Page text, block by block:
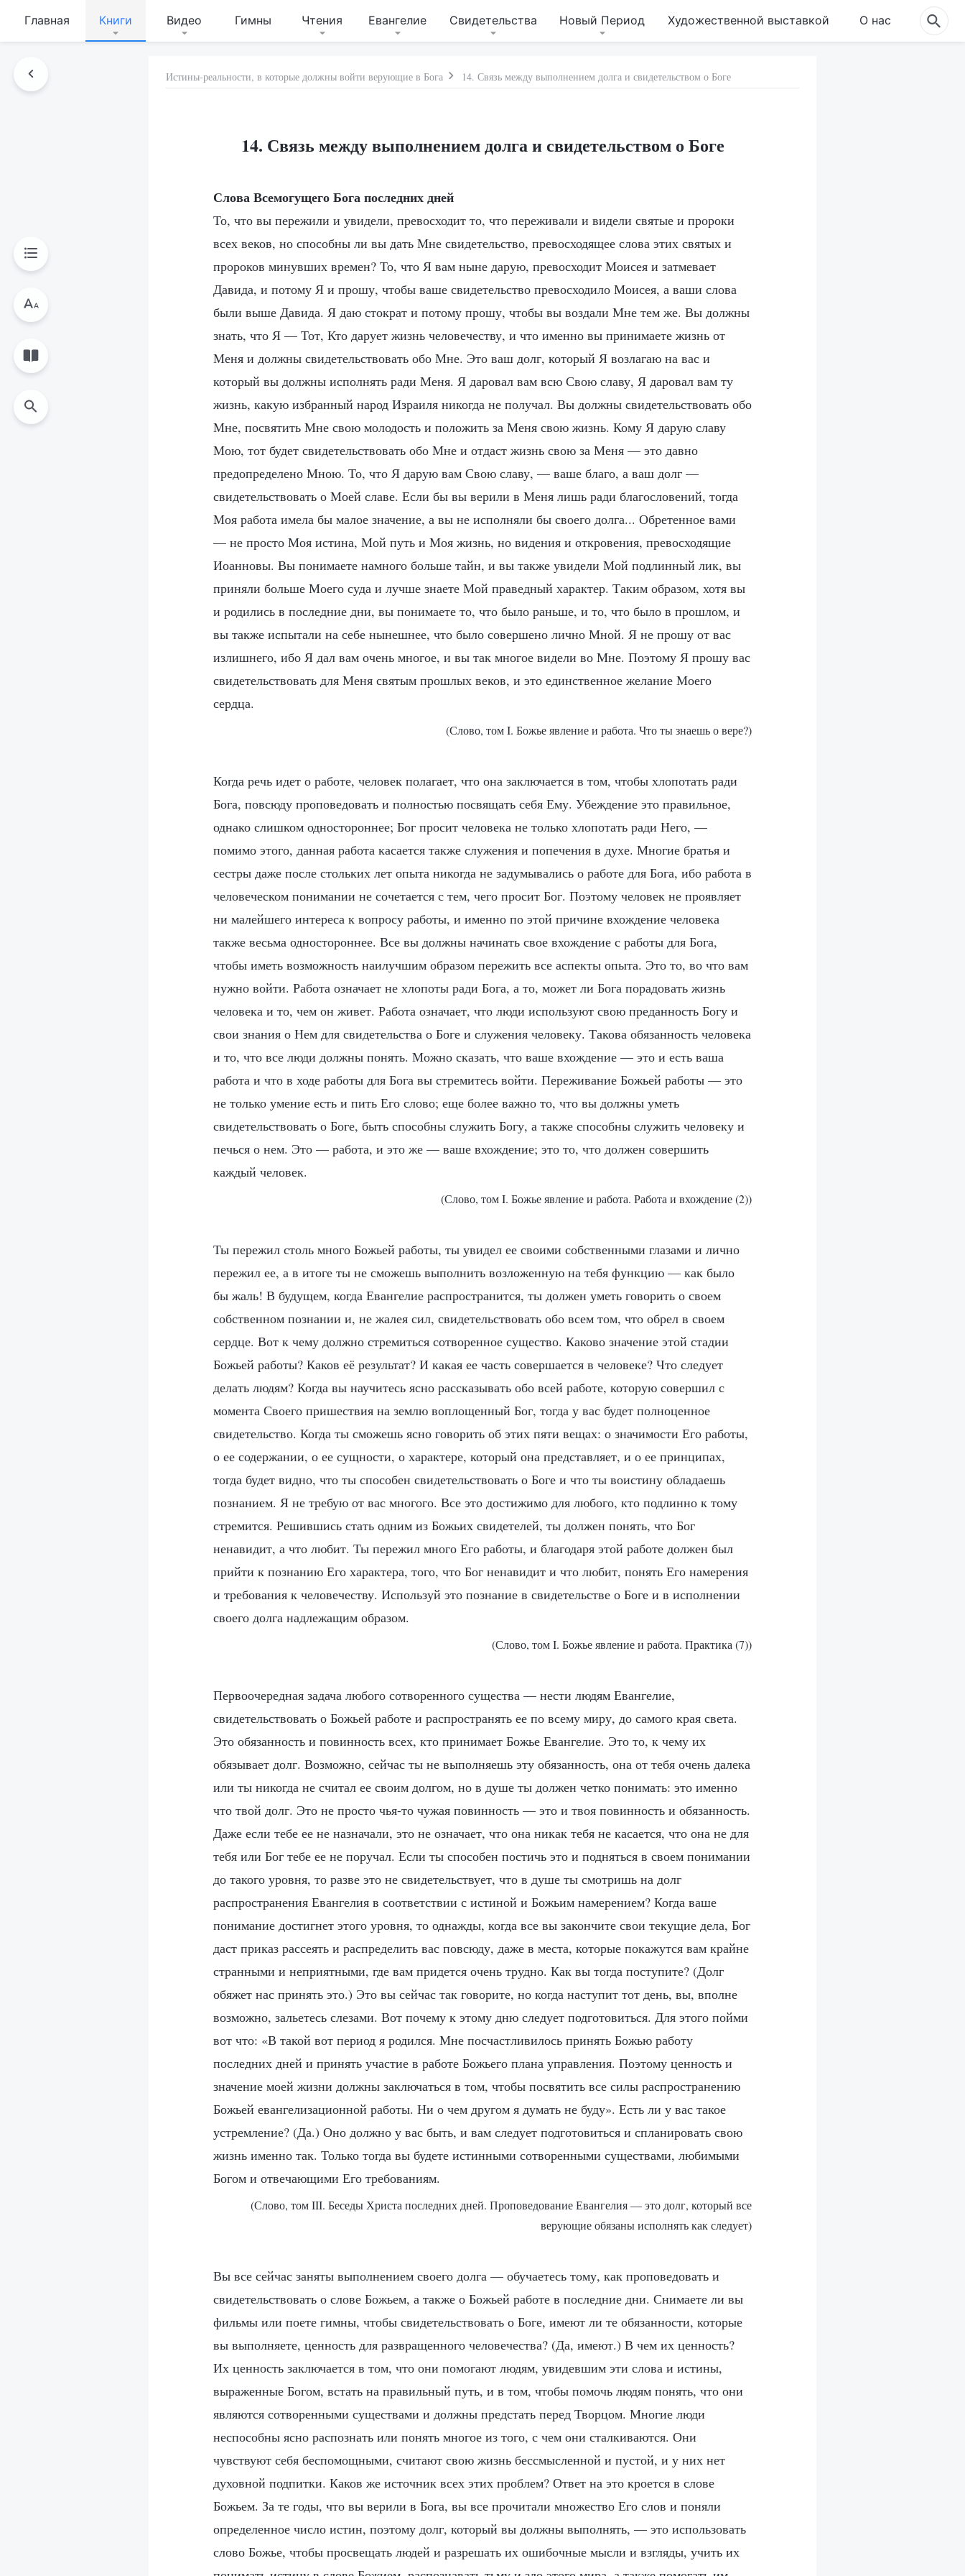
Главная Книги Видео Гимны Чтения Евангелие Свидетельства Новый Период Художественной выставкой О нас
Истины-реальности, в которые должны войти верующие в Бога 14. Связь между выполнением долга и свидетельством о Боге
14. Связь между выполнением долга и свидетельством о Боге
Слова Всемогущего Бога последних дней
То, что вы пережили и увидели, превосходит то, что переживали и видели святые и пророки
всех веков, но способны ли вы дать Мне свидетельство, превосходящее слова этих святых и
пророков минувших времен? То, что Я вам ныне дарую, превосходит Моисея и затмевает
Давида, и потому Я и прошу, чтобы ваше свидетельство превосходило Моисея, а ваши слова
были выше Давида. Я даю стократ и потому прошу, чтобы вы воздали Мне тем же. Вы должны
знать, что Я — Тот, Кто дарует жизнь человечеству, и что именно вы принимаете жизнь от
Меня и должны свидетельствовать обо Мне. Это ваш долг, который Я возлагаю на вас и
который вы должны исполнять ради Меня. Я даровал вам всю Свою славу, Я даровал вам ту
жизнь, какую избранный народ Израиля никогда не получал. Вы должны свидетельствовать обо
Мне, посвятить Мне свою молодость и положить за Меня свою жизнь. Кому Я дарую славу
Мою, тот будет свидетельствовать обо Мне и отдаст жизнь свою за Меня — это давно
предопределено Мною. То, что Я дарую вам Свою славу, — ваше благо, а ваш долг —
свидетельствовать о Моей славе. Если бы вы верили в Меня лишь ради благословений, тогда
Моя работа имела бы малое значение, а вы не исполняли бы своего долга... Обретенное вами
— не просто Моя истина, Мой путь и Моя жизнь, но видения и откровения, превосходящие
Иоанновы. Вы понимаете намного больше тайн, и вы также увидели Мой подлинный лик, вы
приняли больше Моего суда и лучше знаете Мой праведный характер. Таким образом, хотя вы
и родились в последние дни, вы понимаете то, что было раньше, и то, что было в прошлом, и
вы также испытали на себе нынешнее, что было совершено лично Мной. Я не прошу от вас
излишнего, ибо Я дал вам очень многое, и вы так многое видели во Мне. Поэтому Я прошу вас
свидетельствовать для Меня святым прошлых веков, и это единственное желание Моего
сердца.
(Слово, том I. Божье явление и работа. Что ты знаешь о вере?)
Когда речь идет о работе, человек полагает, что она заключается в том, чтобы хлопотать ради
Бога, повсюду проповедовать и полностью посвящать себя Ему. Убеждение это правильное,
однако слишком одностороннее; Бог просит человека не только хлопотать ради Него, —
помимо этого, данная работа касается также служения и попечения в духе. Многие братья и
сестры даже после стольких лет опыта никогда не задумывались о работе для Бога, ибо работа в
человеческом понимании не сочетается с тем, чего просит Бог. Поэтому человек не проявляет
ни малейшего интереса к вопросу работы, и именно по этой причине вхождение человека
также весьма одностороннее. Все вы должны начинать свое вхождение с работы для Бога,
чтобы иметь возможность наилучшим образом пережить все аспекты опыта. Это то, во что вам
нужно войти. Работа означает не хлопоты ради Бога, а то, может ли Бога порадовать жизнь
человека и то, чем он живет. Работа означает, что люди используют свою преданность Богу и
свои знания о Нем для свидетельства о Боге и служения человеку. Такова обязанность человека
и то, что все люди должны понять. Можно сказать, что ваше вхождение — это и есть ваша
работа и что в ходе работы для Бога вы стремитесь войти. Переживание Божьей работы — это
не только умение есть и пить Его слово; еще более важно то, что вы должны уметь
свидетельствовать о Боге, быть способны служить Богу, а также способны служить человеку и
печься о нем. Это — работа, и это же — ваше вхождение; это то, что должен совершить
каждый человек.
(Слово, том I. Божье явление и работа. Работа и вхождение (2))
Ты пережил столь много Божьей работы, ты увидел ее своими собственными глазами и лично
пережил ее, а в итоге ты не сможешь выполнить возложенную на тебя функцию — как было
бы жаль! В будущем, когда Евангелие распространится, ты должен уметь говорить о своем
собственном познании и, не жалея сил, свидетельствовать обо всем том, что обрел в своем
сердце. Вот к чему должно стремиться сотворенное существо. Каково значение этой стадии
Божьей работы? Каков её результат? И какая ее часть совершается в человеке? Что следует
делать людям? Когда вы научитесь ясно рассказывать обо всей работе, которую совершил с
момента Своего пришествия на землю воплощенный Бог, тогда у вас будет полноценное
свидетельство. Когда ты сможешь ясно говорить об этих пяти вещах: о значимости Его работы,
о ее содержании, о ее сущности, о характере, который она представляет, и о ее принципах,
тогда будет видно, что ты способен свидетельствовать о Боге и что ты воистину обладаешь
познанием. Я не требую от вас многого. Все это достижимо для любого, кто подлинно к тому
стремится. Решившись стать одним из Божьих свидетелей, ты должен понять, что Бог
ненавидит, а что любит. Ты пережил много Его работы, и благодаря этой работе должен был
прийти к познанию Его характера, того, что Бог ненавидит и что любит, понять Его намерения
и требования к человечеству. Используй это познание в свидетельстве о Боге и в исполнении
своего долга надлежащим образом.
(Слово, том I. Божье явление и работа. Практика (7))
Первоочередная задача любого сотворенного существа — нести людям Евангелие,
свидетельствовать о Божьей работе и распространять ее по всему миру, до самого края света.
Это обязанность и повинность всех, кто принимает Божье Евангелие. Это то, к чему их
обязывает долг. Возможно, сейчас ты не выполняешь эту обязанность, она от тебя очень далека
или ты никогда не считал ее своим долгом, но в душе ты должен четко понимать: это именно
что твой долг. Это не просто чья-то чужая повинность — это и твоя повинность и обязанность.
Даже если тебе ее не назначали, это не означает, что она никак тебя не касается, что она не для
тебя или Бог тебе ее не поручал. Если ты способен постичь это и подняться в своем понимании
до такого уровня, то разве это не свидетельствует, что в душе ты смотришь на долг
распространения Евангелия в соответствии с истиной и Божьим намерением? Когда ваше
понимание достигнет этого уровня, то однажды, когда все вы закончите свои текущие дела, Бог
даст приказ рассеять и распределить вас повсюду, даже в места, которые покажутся вам крайне
странными и неприятными, где вам придется очень трудно. Как вы тогда поступите? (Долг
обяжет нас принять это.) Это вы сейчас так говорите, но когда наступит тот день, вы, вполне
возможно, зальетесь слезами. Вот почему к этому дню следует подготовиться. Для этого пойми
вот что: «В такой вот период я родился. Мне посчастливилось принять Божью работу
последних дней и принять участие в работе Божьего плана управления. Поэтому ценность и
значение моей жизни должны заключаться в том, чтобы посвятить все силы распространению
Божьей евангелизационной работы. Ни о чем другом я думать не буду». Есть ли у вас такое
устремление? (Да.) Оно должно у вас быть, и вам следует подготовиться и спланировать свою
жизнь именно так. Только тогда вы будете истинными сотворенными существами, любимыми
Богом и отвечающими Его требованиям.
(Слово, том III. Беседы Христа последних дней. Проповедование Евангелия — это долг, который все
верующие обязаны исполнять как следует)
Вы все сейчас заняты выполнением своего долга — обучаетесь тому, как проповедовать и
свидетельствовать о слове Божьем, а также о Божьей работе в последние дни. Снимаете ли вы
фильмы или поете гимны, чтобы свидетельствовать о Боге, имеют ли те обязанности, которые
вы выполняете, ценность для развращенного человечества? (Да, имеют.) В чем их ценность?
Их ценность заключается в том, что они помогают людям, увидевшим эти слова и истины,
выраженные Богом, встать на правильный путь, и в том, чтобы помочь людям понять, что они
являются сотворенными существами и должны предстать перед Творцом. Многие люди
неспособны ясно распознать или понять многое из того, с чем они сталкиваются. Они
чувствуют себя беспомощными, считают свою жизнь бессмысленной и пустой, и у них нет
духовной подпитки. Каков же источник всех этих проблем? Ответ на это кроется в слове
Божьем. За те годы, что вы верили в Бога, вы все прочитали множество Его слов и поняли
определенное число истин, поэтому долг, который вы должны выполнять, — это использовать
слово Божье, чтобы просвещать людей и разрешать их ошибочные мысли и взгляды, учить их